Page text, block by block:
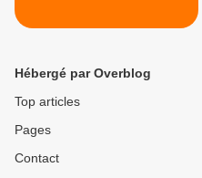
Hébergé par Overblog
Top articles
Pages
Contact